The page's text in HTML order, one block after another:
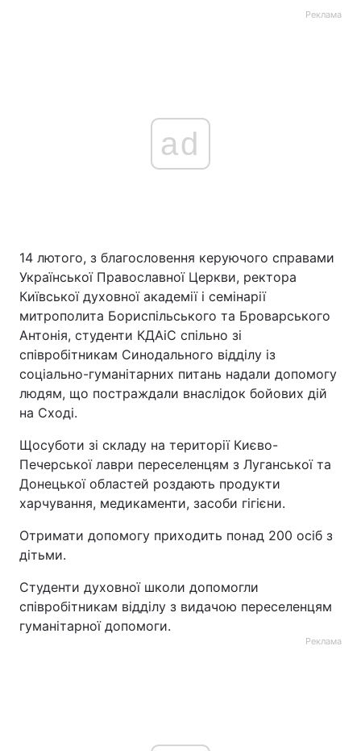
Реклама
ad
14 лютого, з благословення керуючого справами
Української Православної Церкви, ректора
Київської духовної академії і семінарії
митрополита Бориспільського та Броварського
Антонія, студенти КДАіС спільно зі
співробітникам Синодального відділу із
соціально-гуманітарних питань надали допомогу
людям, що постраждали внаслідок бойових дій
на Сході.
Щосуботи зі складу на території Києво-
Печерської лаври переселенцям з Луганської та
Донецької областей роздають продукти
харчування, медикаменти, засоби гігієни.
Отримати допомогу приходить понад 200 осіб з
дітьми.
Студенти духовної школи допомогли
співробітникам відділу з видачою переселенцям
гуманітарної допомоги.
Реклама